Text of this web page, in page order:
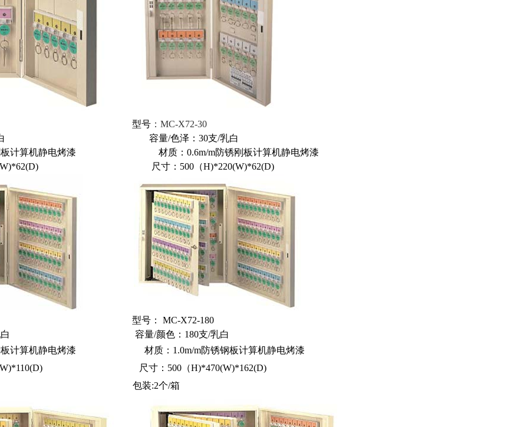
号 ：MC-X72-30
支/乳白 容量/色泽：30支/乳白
锈刚板计算机静电烤漆 材质：0.6m/m防锈刚板计算机静电烤漆
尺寸：500（H)*220(W)*62(D)
型号：
MC-X72-180
支/乳白 容量/颜色：180支/乳白
锈钢板计算机静电烤漆 材质：1.0m/m防锈钢板计算机静电烤漆
H)*420(W)*110(D)
尺寸：500（H)*470(W)*162(D)
个/箱 包装:2个/箱